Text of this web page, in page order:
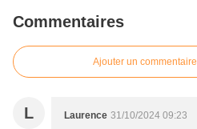
Commentaires
Ajouter un commentaire
L Laurence 31/10/2024 09:23